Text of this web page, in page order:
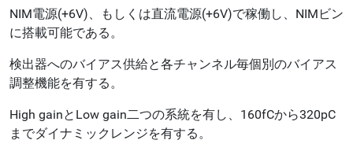
NIM電源(+6V)、もしくは直流電源(+6V)で稼働し、NIMビン
に搭載可能である。
検出器へのバイアス供給と各チャンネル毎個別のバイアス
調整機能を有する。
High gainとLow gain二つの系統を有し、160fCから320pC
までダイナミックレンジを有する。